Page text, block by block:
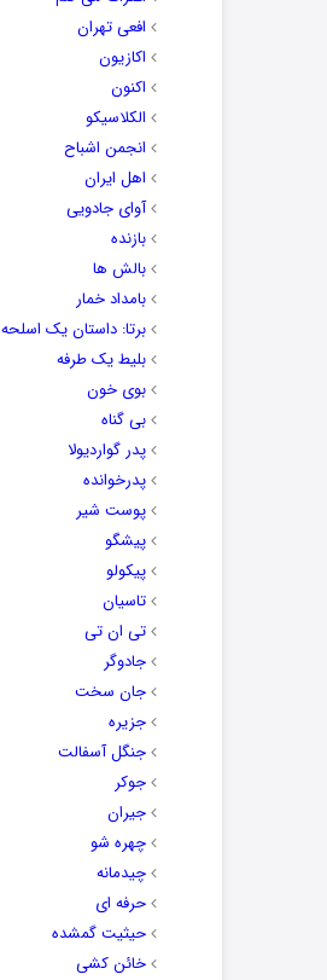
افعی تهران
اکازیون
اکنون
الکلاسیکو
انجمن اشباح
اهل ایران
آوای جادویی
بازنده
بالش ها
بامداد خمار
برتا: داستان یک اسلحه
بلیط یک‌‌ طرفه
بوی خون
بی گناه
پدر گواردیولا
پدرخوانده
پوست شیر
پیشگو
پیکولو
تاسیان
تی ان تی
جادوگر
جان سخت
جزیره
جنگل آسفالت
جوکر
جیران
چهره شو
چیدمانه
حرفه ای
حیثیت گمشده
خائن کشی